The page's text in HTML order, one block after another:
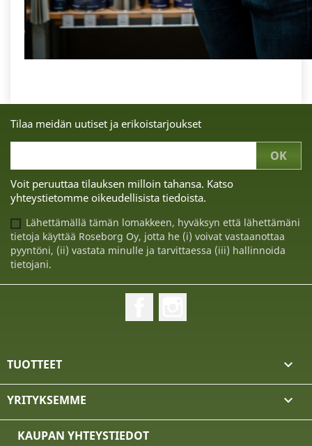
Tilaa meidän uutiset ja erikoistarjoukset
Voit peruuttaa tilauksen milloin tahansa. Katso
yhteystietomme oikeudellisista tiedoista.
Lähettämällä tämän lomakkeen, hyväksyn että lähettämäni
tietoja käyttää Roseborg Oy, jotta he (i) voivat vastaanottaa
pyyntöni, (ii) vastata minulle ja tarvittaessa (iii) hallinnoida
tietojani.
TUOTTEET 
YRITYKSEMME 
KAUPAN YHTEYSTIEDOT